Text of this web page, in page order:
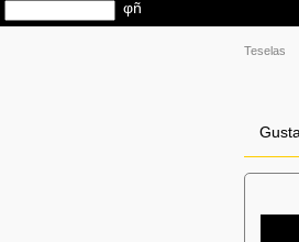
Teselas